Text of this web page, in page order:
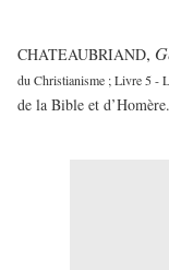
CHATEAUBRIAND,
du Christianisme ; Livre 5 -
de la Bible et